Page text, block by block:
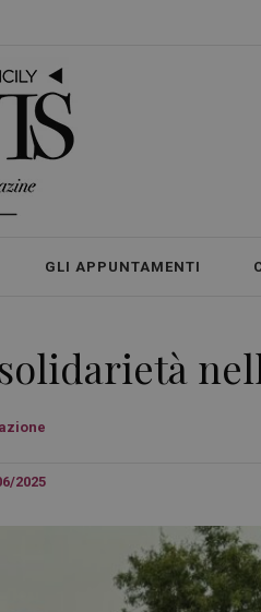
GLI APPUNTAMENTI
2025